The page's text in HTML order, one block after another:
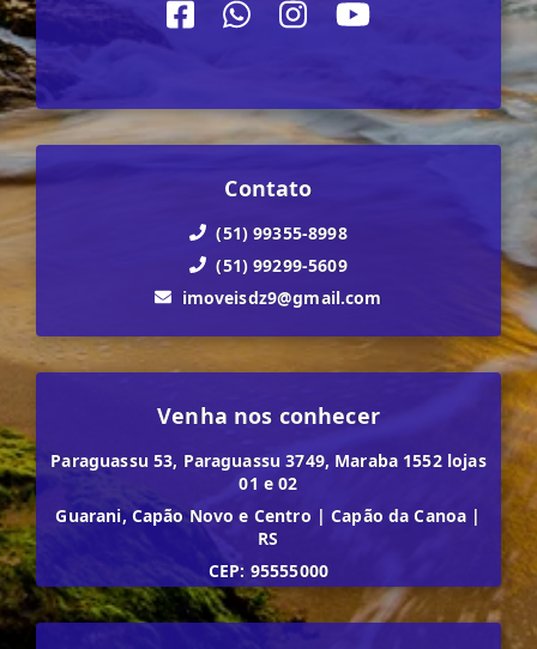
Contato
(51) 99355-8998
(51) 99299-5609
imoveisdz9@gmail.com
Venha nos conhecer
Paraguassu 53, Paraguassu 3749, Maraba 1552 lojas
01 e 02
Guarani, Capão Novo e Centro | Capão da Canoa |
RS
CEP: 95555000